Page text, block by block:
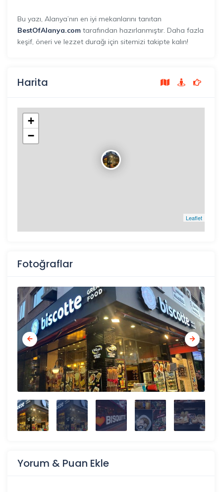
Bu yazı, Alanya’nın en iyi mekanlarını tanıtan
BestOfAlanya.com tarafından hazırlanmıştır. Daha fazla
keşif, öneri ve lezzet durağı için sitemizi takipte kalın!
Harita
+
−
Leaflet
Fotoğraflar
Yorum & Puan Ekle